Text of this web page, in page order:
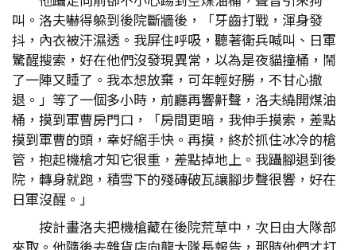
叫。洛夫嚇得躲到後院斷牆後，「牙齒打戰，渾身發
抖，內衣被汗濕透。我屏住呼吸，聽著衛兵喊叫、日軍
驚醒搜索，好在他們沒發現異常，以為是夜貓撞桶，鬧
了一陣又睡了。我本想放棄，可年輕好勝，不甘心撤
退。」等了一個多小時，前廳再響鼾聲，洛夫繞開煤油
桶，摸到軍曹房門口，「房間更暗，我伸手摸索，差點
摸到軍曹的頭，幸好縮手快。再摸，終於抓住冰冷的槍
管，抱起機槍才知它很重，差點掉地上。我躡腳退到後
院，轉身就跑，積雪下的殘磚破瓦讓腳步聲很響，好在
日軍沒醒。」
按計畫洛夫把機槍藏在後院荒草中，次日由大隊部